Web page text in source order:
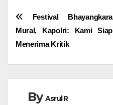
Navigasi
pos
Festival Bhayangkara
Mural, Kapolri: Kami Siap
Menerima Kritik
ByAsrul R